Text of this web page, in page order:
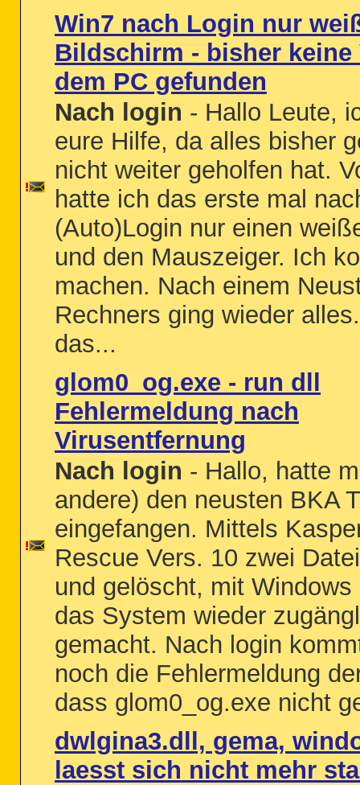
Win7 nach Login nur
Bildschirm - bisher keine
dem PC gefunden
Nach login - Hallo Leute,
eure Hilfe, da alles bisher
nicht weiter geholfen hat.
hatte ich das erste mal
(Auto)Login nur einen
und den Mauszeiger. Ich
machen. Nach einem
Rechners ging wieder
das...
glom0_og.exe - run dll
Fehlermeldung nach
Virusentfernung
Nach login - Hallo, hatte
andere) den neusten BKA
eingefangen. Mittels
Rescue Vers. 10 zwei
und gelöscht, mit Windows
das System wieder
gemacht. Nach login
noch die Fehlermeldung
dass glom0_og.exe nicht
dwlgina3.dll, gema,
laesst sich nicht mehr